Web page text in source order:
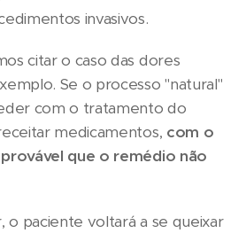
invasivos.
citar o caso das dores
Se o processo "natural"
com o tratamento do
medicamentos, com o
que o remédio não
o paciente voltará a se queixar